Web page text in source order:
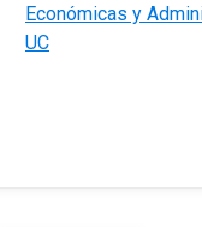
Económicas y
UC